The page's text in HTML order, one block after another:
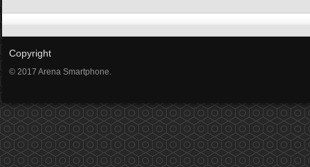
Copyright
© 2017 Arena Smartphone.